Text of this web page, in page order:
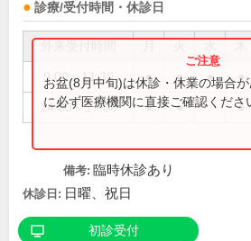
診療/受付時間・休診日
9:00～11:30 ● ● ● ●
14:00～17:00 ● ● ●
お盆(8月中旬)は休診・休業の場合
に必ず医療機関に直接ご確認くださ
備考: 臨時休診あり
休診日: 日曜、祝日
初診受付